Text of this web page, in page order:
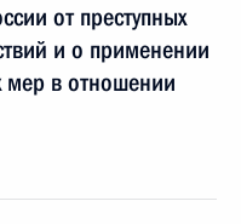
от преступных
и о применении
мер в отношении